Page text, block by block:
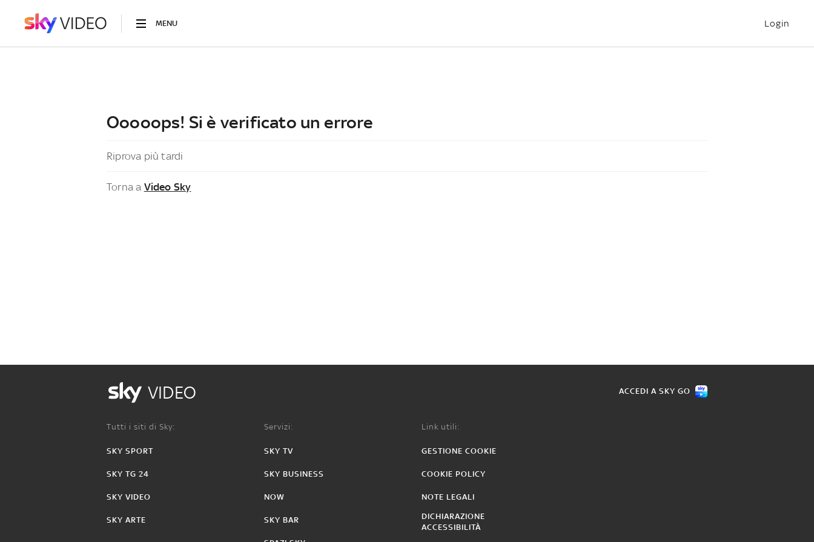
MENU Login
Ooooops! Si è verificato un errore
Riprova più tardi
Torna a Video Sky
VIDEO ACCEDI A SKY GO
Tutti i siti di Sky:
SKY SPORT
SKY TG 24
SKY VIDEO
SKY ARTE
Servizi:
SKY TV
SKY BUSINESS
NOW
SKY BAR
Link utili:
GESTIONE COOKIE
COOKIE POLICY
NOTE LEGALI
DICHIARAZIONE
ACCESSIBILITÀ